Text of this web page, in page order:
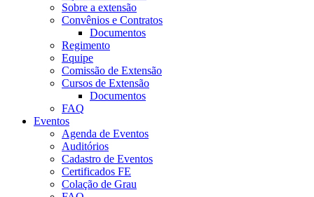
Sobre a extensão
Convênios e Contratos
Documentos
Regimento
Equipe
Comissão de Extensão
Cursos de Extensão
Documentos
FAQ
Eventos
Agenda de Eventos
Auditórios
Cadastro de Eventos
Certificados FE
Colação de Grau